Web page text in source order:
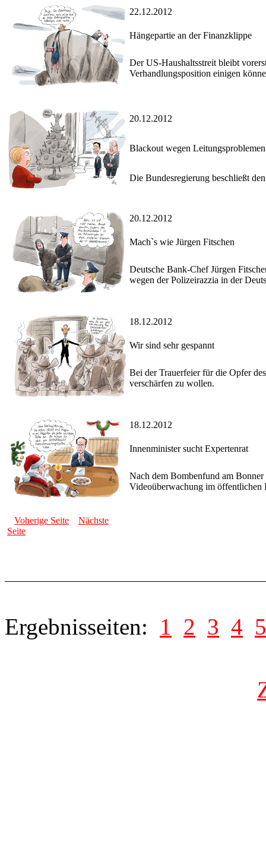
22.12.2012
Hängepartie an der Finanzklippe
Der US-Haushaltsstreit bleibt
Verhandlungsposition einigen
20.12.2012
Blackout wegen Leitungsproblemen
Die Bundesregierung beschließt
20.12.2012
Mach`s wie Jürgen Fitschen
Deutsche Bank-Chef Jürgen
wegen der Polizeirazzia in der
18.12.2012
Wir sind sehr gespannt
Bei der Trauerfeier für die Opfer
verschärfen zu wollen.
18.12.2012
Innenminister sucht Expertenrat
Nach dem Bombenfund am
Videoüberwachung im öffentlichen
Voherige Seite
Nächste
Seite
Ergebnisseiten: 1 2 3 4 5